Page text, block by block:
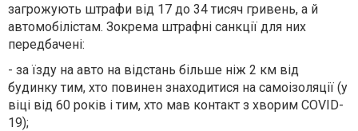
загрожують штрафи від 17 до 34 тисяч гривень, а й
автомобілістам. Зокрема штрафні санкції для них
передбачені:
- за їзду на авто на відстань більше ніж 2 км від
будинку тим, хто повинен знаходитися на самоізоляції (у
віці від 60 років і тим, хто мав контакт з хворим COVID-
19);